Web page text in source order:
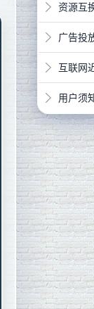
资源互
广告投
互联网
用户须